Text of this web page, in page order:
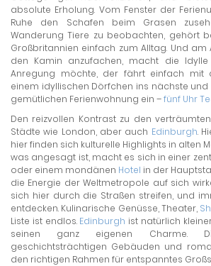
absolute Erholung. Vom Fenster der
Ruhe den Schafen beim Grasen
Wanderung Tiere zu beobachten, gehört
Großbritannien einfach zum Alltag. Und am
den Kamin anzufachen, macht die
Anregung möchte, der fährt einfach mit
einem idyllischen Dörfchen ins nächste
gemütlichen Ferienwohnung ein –fünf Uhr
Den reizvollen Kontrast zu den
Städte wie London, aber auch Edinburgh.
hier finden sich kulturelle Highlights in alten
was angesagt ist, macht es sich in einer
oder einem mondänen Hotel in der
die Energie der Weltmetropole auf sich
sich hier durch die Straßen streifen, und
entdecken. Kulinarische Genüsse, Theater,
Liste ist endlos. Edinburgh ist natürlich
seinen ganz eigenen Charme.
geschichtsträchtigen Gebäuden und
den richtigen Rahmen für entspanntes